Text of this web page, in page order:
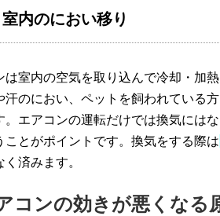
室内のにおい移り
は室内の空気を取り込んで冷却・加
汗のにおい、ペットを飼われている
。エアコンの運転だけでは換気には
ことがポイントです。換気をする際は
済みます。
コンの効きが悪くなる